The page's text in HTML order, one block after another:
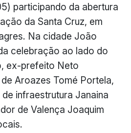
participando da abertura
da Santa Cruz, em
Na cidade João
celebração ao lado do
ex-prefeito Neto
Aroazes Tomé Portela,
infraestrutura Janaina
de Valença Joaquim